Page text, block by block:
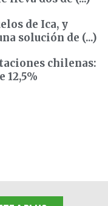
de Ica, y
solución de (...)
chilenas:
12,5%